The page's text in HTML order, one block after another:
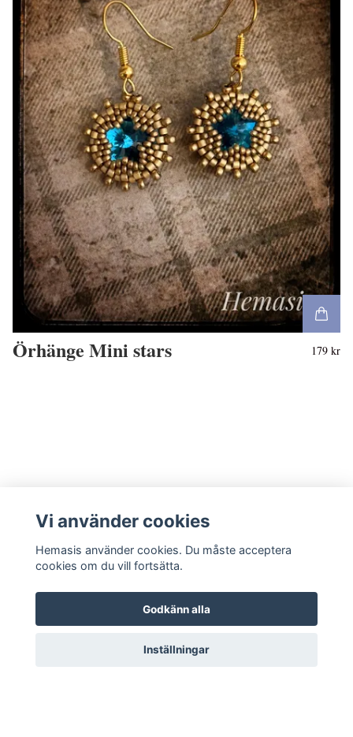
Örhänge Mini stars 179 kr
Kontakta oss
Vi använder cookies
Hemasis använder cookies. Du måste acceptera
cookies om du vill fortsätta.
Godkänn alla
Inställningar